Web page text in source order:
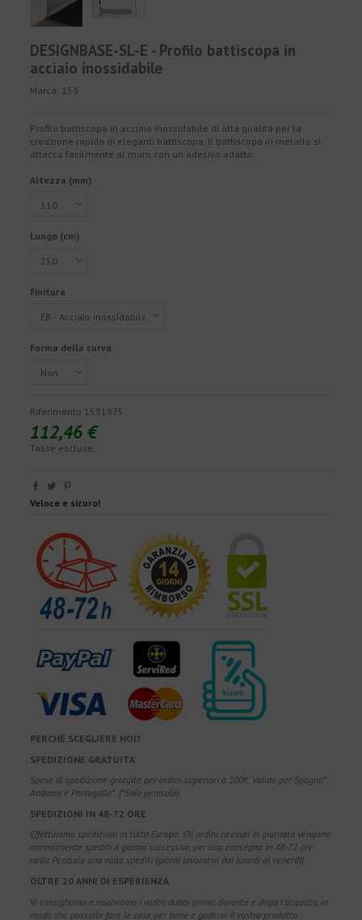
DESIGNBASE-SL-E - Profilo battiscopa in
acciaio inossidabile
Marca: 153
Profilo battiscopa in acciaio inossidabile di alta qualità per la
creazione rapida di eleganti battiscopa. Il battiscopa in metallo si
attacca facilmente al muro con un adesivo adatto.
Altezza (mm)
Lungo (cm)
Finitura
Forma della curva
Riferimento 1531975
112,46 €
Tasse escluse
Veloce e sicuro!
PERCHÉ SCEGLIERE NOI?
SPEDIZIONE GRATUITA
Spese di spedizione gratuite per ordini superiori a 100€. Valido per Spagna*,
Andorra e Portogallo*. (*Solo penisola)
SPEDIZIONI IN 48-72 ORE
Effettuiamo spedizioni in tutta Europa. Gli ordini ricevuti in giornata vengono
normalmente spediti il giorno successivo, per una consegna in 48-72 ore
nella Penisola una volta spediti (giorni lavorativi dal lunedì al venerdì).
OLTRE 20 ANNI DI ESPERIENZA
Vi consigliamo e risolviamo i vostri dubbi prima, durante e dopo l'acquisto, in
modo che possiate fare le cose per bene e godervi il vostro prodotto.